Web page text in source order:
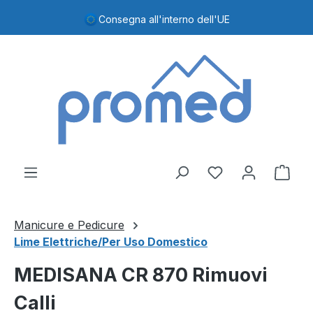
Passa al contenuto principaleConsegna all'interno dell'UE
Hai 0 articoliIl
Manicure e Pedicure
Lime Elettriche/Per Uso Domestico
MEDISANA CR 870 Rimuovi
Calli